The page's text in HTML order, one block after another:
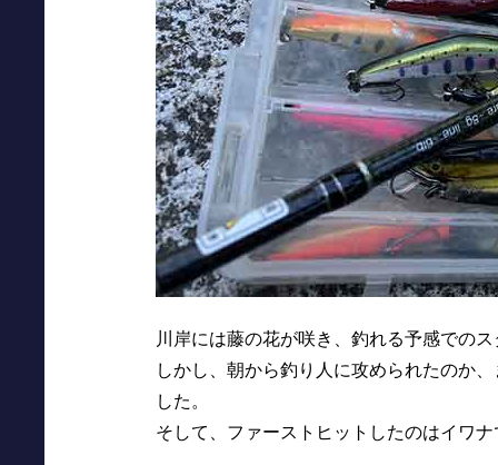
川岸には藤の花が咲き、釣れる予感での
しかし、朝から釣り人に攻められたのか
した。
そして、ファーストヒットしたのはイワ